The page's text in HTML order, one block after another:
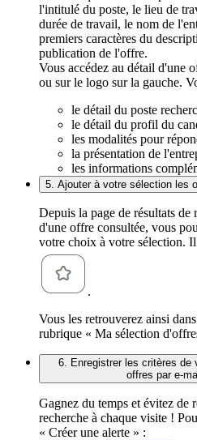
l'intitulé du poste, le lieu de
durée de travail, le nom de
premiers caractères du
publication de l'offre.
Vous accédez au détail d'une
ou sur le logo sur la gauche.
le détail du poste
le détail du profil du
les modalités pour
la présentation de
les informations
5. Ajouter à votre sélection les
Depuis la page de résultats de
d'une offre consultée, vous
votre choix à votre sélection.
.
Vous les retrouverez ainsi
rubrique « Ma sélection
6. Enregistrer les critères de
offres par e-
Gagnez du temps et évitez de
recherche à chaque visite !
« Créer une alerte » :